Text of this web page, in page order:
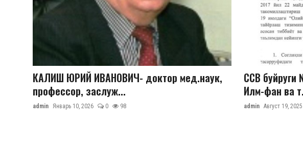
История здравоохранения Узбекистана
КАЛИШ ЮРИЙ ИВАНОВИЧ- доктор мед.наук,
профессор, заслуж...
admin Январь 10, 2026 0 98
ССВ буйруги
Илм-фан ва
admin Август 19, 2025